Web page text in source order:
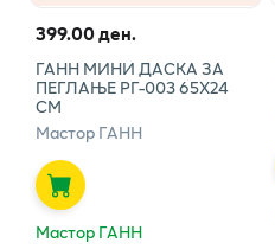
399.00 ден.
ГАНН МИНИ ДАСКА ЗА
ПЕГЛАЊЕ РГ-003 65Х24
СМ
Мастор ГАНН
Мастор ГАНН